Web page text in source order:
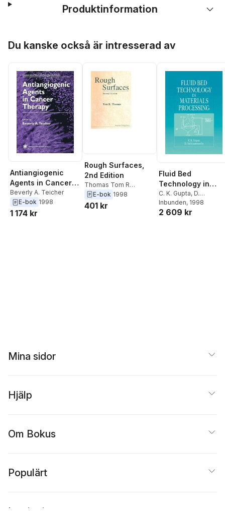
Produktinformation
Du kanske också är intresserad av
Antiangiogenic
Agents in Cancer
Therapy
Beverly A. Teicher
E-bok 1998
1 174 kr
Rough Surfaces,
2nd Edition
Thomas Tom R
Thomas
E-bok 1998
401 kr
Fluid Bed
Technology in
Materials
Processing
C. K. Gupta, D.
Sathiyamoorthy
Inbunden, 1998
2 609 kr
Mina sidor
Hjälp
Om Bokus
Populärt